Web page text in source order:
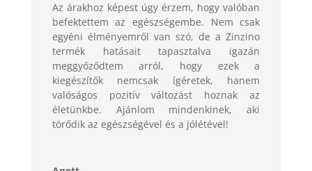
Az árakhoz képest úgy érzem, hogy valóban
befektettem az egészségembe. Nem csak
egyéni élményemről van szó, de a Zinzino
termék hatásait tapasztalva igazán
meggyőződtem arról, hogy ezek a
kiegészítők nemcsak ígéretek, hanem
valóságos pozitív változást hoznak az
életünkbe. Ajánlom mindenkinek, aki
törődik az egészségével és a jólétével!